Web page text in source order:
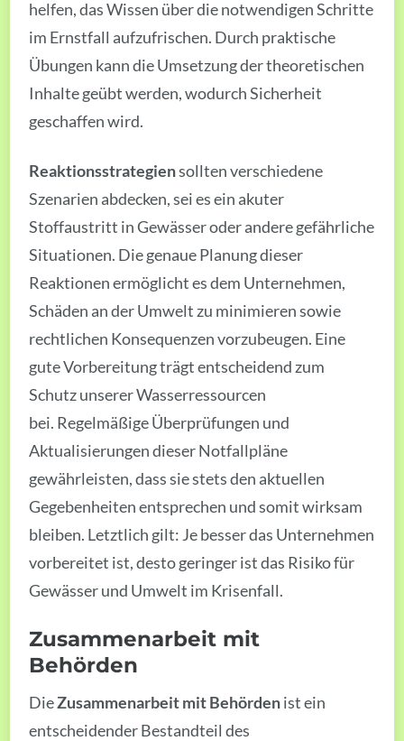
helfen, das Wissen über die notwendigen Schritte
im Ernstfall aufzufrischen. Durch praktische
Übungen kann die Umsetzung der theoretischen
Inhalte geübt werden, wodurch Sicherheit
geschaffen wird.
Reaktionsstrategiensollten verschiedene
Szenarien abdecken, sei es ein akuter
Stoffaustritt in Gewässer oder andere gefährliche
Situationen. Die genaue Planung dieser
Reaktionen ermöglicht es dem Unternehmen,
Schäden an der Umwelt zu minimieren sowie
rechtlichen Konsequenzen vorzubeugen. Eine
gute Vorbereitung trägt entscheidend zum
Schutz unserer Wasserressourcen
bei. Regelmäßige Überprüfungen und
Aktualisierungen dieser Notfallpläne
gewährleisten, dass sie stets den aktuellen
Gegebenheiten entsprechen und somit wirksam
bleiben. Letztlich gilt: Je besser das Unternehmen
vorbereitet ist, desto geringer ist das Risiko für
Gewässer und Umwelt im Krisenfall.
Zusammenarbeit mit
Behörden
DieZusammenarbeit mit Behördenist ein
entscheidender Bestandteil des